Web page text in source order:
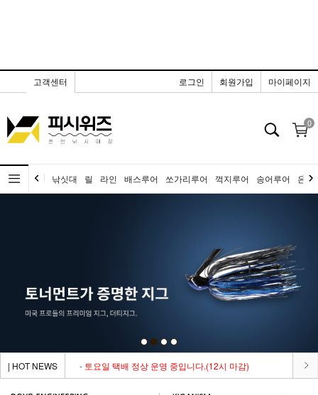
고객센터 로그인 회원가입 마이페이지
0
낚싯대 릴 라인 배스루어 쏘가리루어 꺽지루어 송어루어 은어
| HOT NEWS - 토요일 택배 정상 운영 중입니다.(12시 마감)